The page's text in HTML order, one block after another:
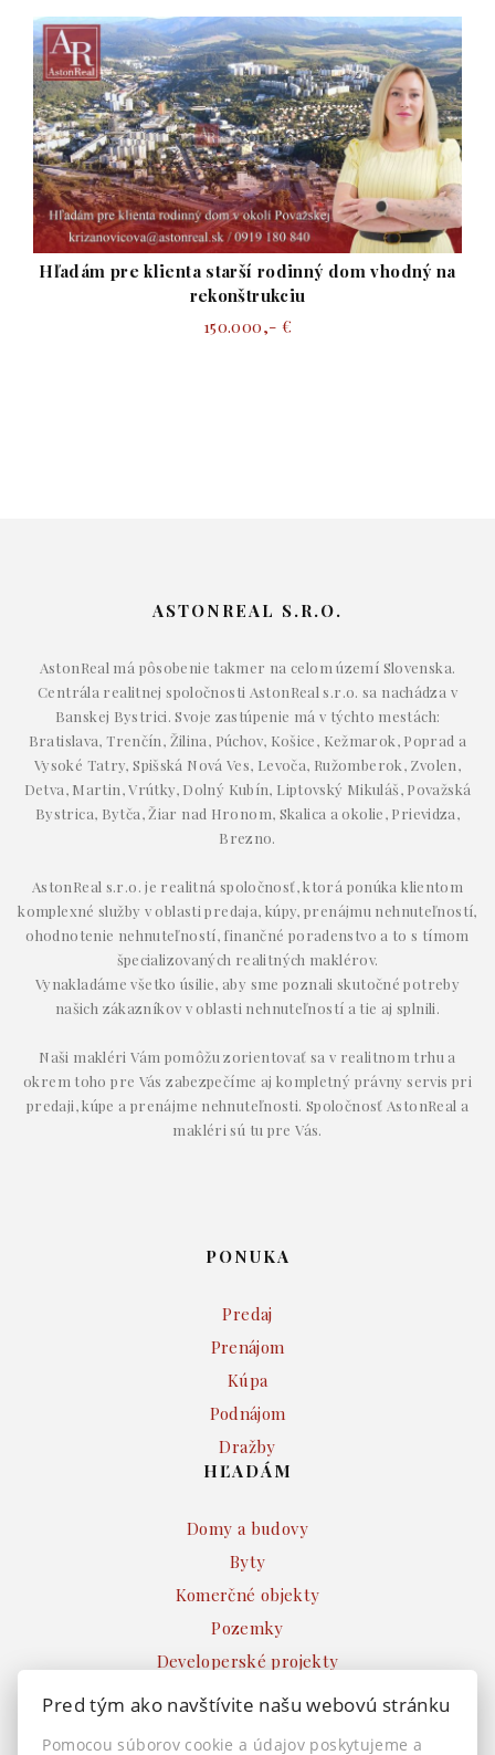
Hľadám pre klienta starší rodinný dom vhodný na
rekonštrukciu
150.000,- €
ASTONREAL S.R.O.
AstonReal má pôsobenie takmer na celom území Slovenska.
Centrála realitnej spoločnosti AstonReal s.r.o. sa nachádza v
Banskej Bystrici. Svoje zastúpenie má v týchto mestách:
Bratislava, Trenčín, Žilina, Púchov, Košice, Kežmarok, Poprad a
Vysoké Tatry, Spišská Nová Ves, Levoča, Ružomberok, Zvolen,
Detva, Martin, Vrútky, Dolný Kubín, Liptovský Mikuláš, Považská
Bystrica, Bytča, Žiar nad Hronom, Skalica a okolie, Prievidza,
Brezno.
AstonReal s.r.o. je realitná spoločnosť, ktorá ponúka klientom
komplexné služby v oblasti predaja, kúpy, prenájmu nehnuteľností,
ohodnotenie nehnuteľností, finančné poradenstvo a to s tímom
špecializovaných realitných maklérov.
Vynakladáme všetko úsilie, aby sme poznali skutočné potreby
našich zákazníkov v oblasti nehnuteľností a tie aj splnili.
Naši makléri Vám pomôžu zorientovať sa v realitnom trhu a
okrem toho pre Vás zabezpečíme aj kompletný právny servis pri
predaji, kúpe a prenájme nehnuteľnosti. Spoločnosť AstonReal a
makléri sú tu pre Vás.
PONUKA
Predaj
Prenájom
Kúpa
Podnájom
Dražby
HĽADÁM
Domy a budovy
Byty
Komerčné objekty
Pozemky
Developerské projekty
Ostatné
INFO
Pred tým ako navštívite našu webovú stránku
Pomocou súborov cookie a údajov poskytujeme a